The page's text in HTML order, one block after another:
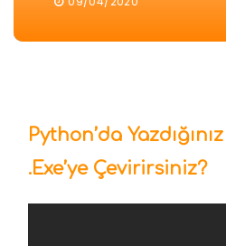
Python’da
.Exe’ye Çevirirsiniz?